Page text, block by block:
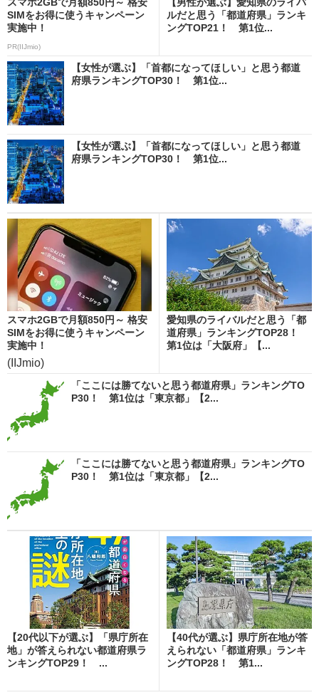
SIMをお得に使うキャンペーン
実施中！
PR(IIJmio)
ルだと思う「都道府県」ランキ
ングTOP21！ 第1位...
【女性が選ぶ】「首都になってほしい」と思う都道
府県ランキングTOP30！ 第1位...
【女性が選ぶ】「首都になってほしい」と思う都道
府県ランキングTOP30！ 第1位...
スマホ2GBで月額850円～ 格安
SIMをお得に使うキャンペーン
実施中！
(IIJmio)
愛知県のライバルだと思う「都
道府県」ランキングTOP28！
第1位は「大阪府」【...
「ここには勝てないと思う都道府県」ランキングTO
P30！ 第1位は「東京都」【2...
「ここには勝てないと思う都道府県」ランキングTO
P30！ 第1位は「東京都」【2...
【20代以下が選ぶ】「県庁所在
地」が答えられない都道府県ラ
ンキングTOP29！ ...
【40代が選ぶ】県庁所在地が答
えられない「都道府県」ランキ
ングTOP28！ 第1...